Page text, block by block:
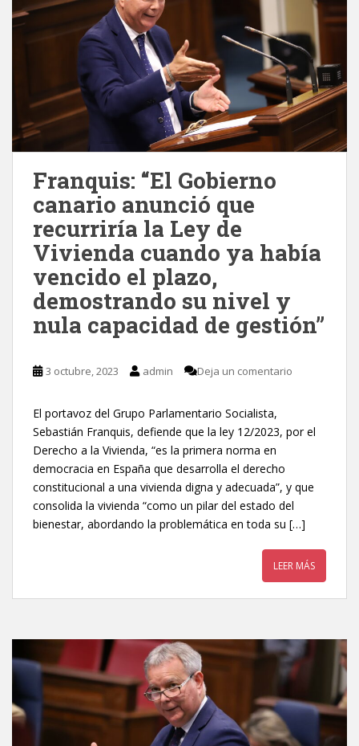
Franquis: “El Gobierno
canario anunció que
recurriría la Ley de
Vivienda cuando ya había
vencido el plazo,
demostrando su nivel y
nula capacidad de gestión”
3 octubre, 2023 admin Deja un comentario
El portavoz del Grupo Parlamentario Socialista,
Sebastián Franquis, defiende que la ley 12/2023, por el
Derecho a la Vivienda, “es la primera norma en
democracia en España que desarrolla el derecho
constitucional a una vivienda digna y adecuada”, y que
consolida la vivienda “como un pilar del estado del
bienestar, abordando la problemática en toda su […]
LEER MÁS